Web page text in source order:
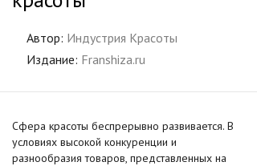
Автор: Индустрия Красоты
Издание: Franshiza.ru
Сфера красоты беспрерывно развивается. В
условиях высокой конкуренции и
разнообразия товаров, представленных на